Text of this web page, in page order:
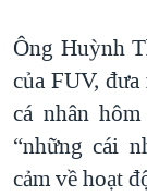
Ông Huỳnh
của FUV,
cá nhân
“những cái
cảm về hoạt